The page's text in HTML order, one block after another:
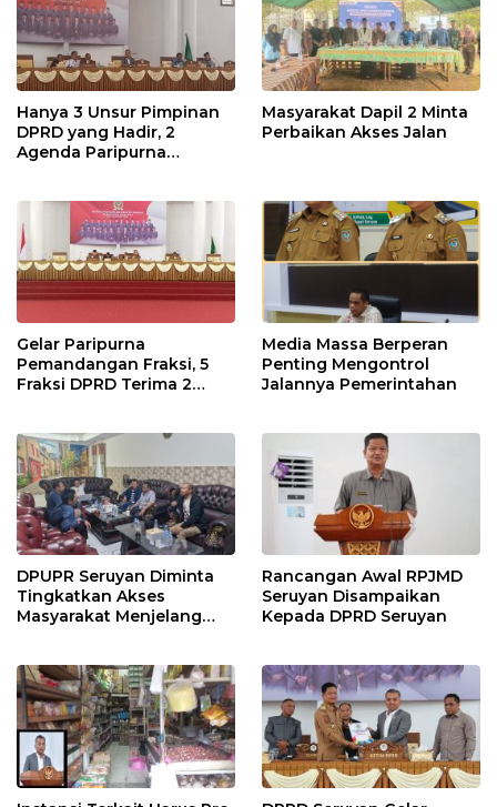
Hanya 3 Unsur Pimpinan
DPRD yang Hadir, 2
Agenda Paripurna
Masyarakat Dapil 2 Minta
Perbaikan Akses Jalan
Gelar Paripurna
Pemandangan Fraksi, 5
Fraksi DPRD Terima 2
Media Massa Berperan
Penting Mengontrol
Jalannya Pemerintahan
DPUPR Seruyan Diminta
Tingkatkan Akses
Masyarakat Menjelang
Rancangan Awal RPJMD
Seruyan Disampaikan
Kepada DPRD Seruyan